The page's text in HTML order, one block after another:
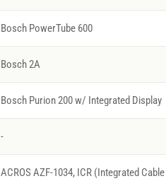
Bosch PowerTube 600
Bosch 2A
Bosch Purion 200 w/ Integrated Display
-
ACROS AZF-1034, ICR (Integrated